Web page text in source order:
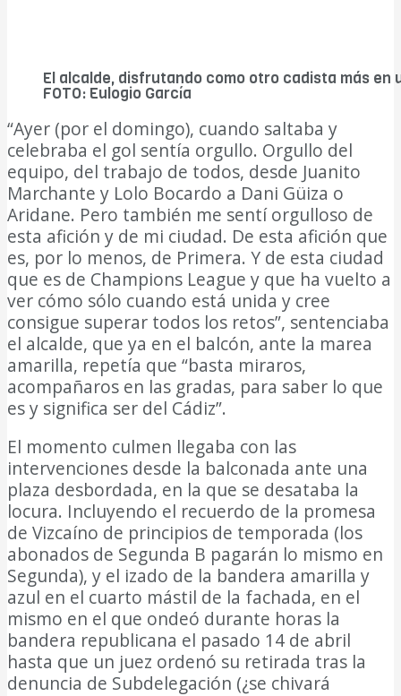
El alcalde, disfrutando como otro cadista más en
FOTO: Eulogio García
“Ayer (por el domingo), cuando saltaba y
celebraba el gol sentía orgullo. Orgullo del
equipo, del trabajo de todos, desde Juanito
Marchante y Lolo Bocardo a Dani Güiza o
Aridane. Pero también me sentí orgulloso de
esta afición y de mi ciudad. De esta afición que
es, por lo menos, de Primera. Y de esta ciudad
que es de Champions League y que ha vuelto a
ver cómo sólo cuando está unida y cree
consigue superar todos los retos”, sentenciaba
el alcalde, que ya en el balcón, ante la marea
amarilla, repetía que “basta miraros,
acompañaros en las gradas, para saber lo que
es y significa ser del Cádiz”.
El momento culmen llegaba con las
intervenciones desde la balconada ante una
plaza desbordada, en la que se desataba la
locura. Incluyendo el recuerdo de la promesa
de Vizcaíno de principios de temporada (los
abonados de Segunda B pagarán lo mismo en
Segunda), y el izado de la bandera amarilla y
azul en el cuarto mástil de la fachada, en el
mismo en el que ondeó durante horas la
bandera republicana el pasado 14 de abril
hasta que un juez ordenó su retirada tras la
denuncia de Subdelegación (¿se chivará